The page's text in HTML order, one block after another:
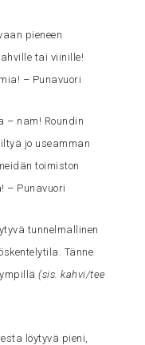
pieneen
tai viinille!
– Punavuori
– nam! Roundin
jo useamman
toimiston
– Punavuori
tunnelmallinen
Tänne
(sis. kahvi/tee
löytyvä pieni,